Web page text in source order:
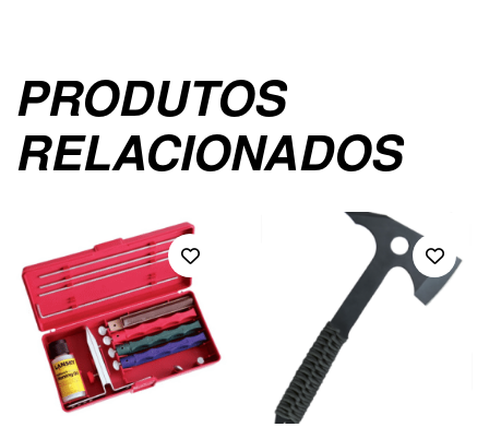
PRODUTOS
RELACIONADOS